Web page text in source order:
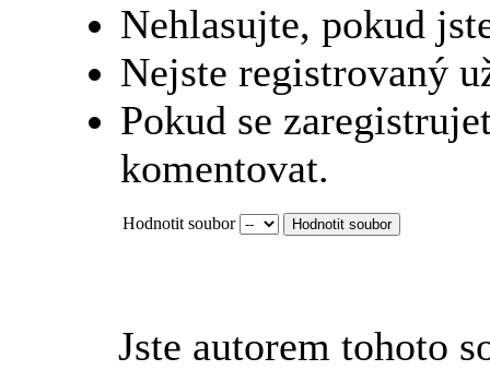
Nehlasujte, pokud
Nejste registrovaný
Pokud se
komentovat.
Hodnotit soubor
Jste autorem tohoto